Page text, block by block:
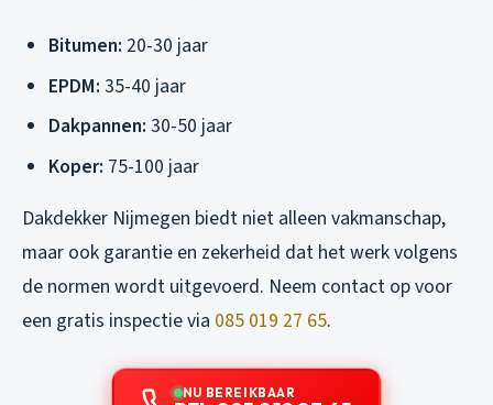
Bitumen: 20-30 jaar
EPDM: 35-40 jaar
Dakpannen: 30-50 jaar
Koper: 75-100 jaar
Dakdekker Nijmegen biedt niet alleen vakmanschap,
maar ook garantie en zekerheid dat het werk volgens
de normen wordt uitgevoerd. Neem contact op voor
een gratis inspectie via 085 019 27 65.
NU BEREIKBAAR